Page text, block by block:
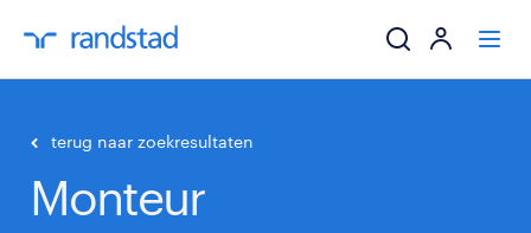
terug naar zoekresultaten
Monteur